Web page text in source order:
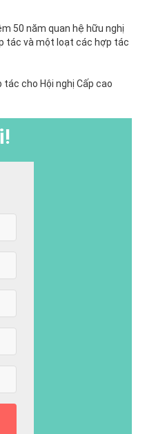
50 năm quan hệ hữu nghị
tác và một loạt các hợp tác
cho Hội nghị Cấp cao